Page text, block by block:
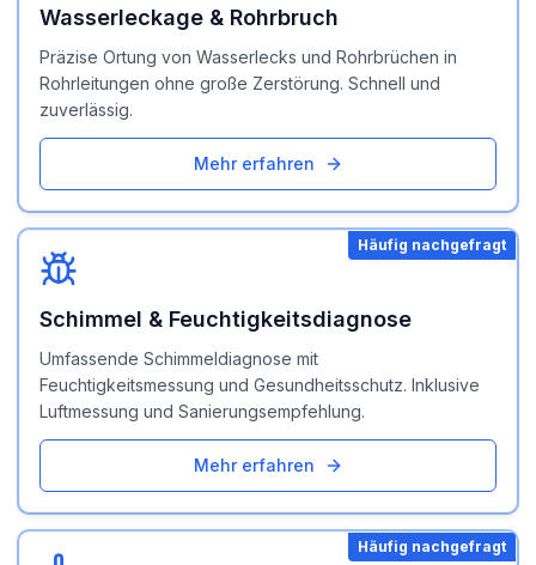
Wasserleckage & Rohrbruch
Präzise Ortung von Wasserlecks und Rohrbrüchen in
Rohrleitungen ohne große Zerstörung. Schnell und
zuverlässig.
Mehr erfahren
Häufig nachgefragt
Schimmel & Feuchtigkeitsdiagnose
Umfassende Schimmeldiagnose mit
Feuchtigkeitsmessung und Gesundheitsschutz. Inklusive
Luftmessung und Sanierungsempfehlung.
Mehr erfahren
Häufig nachgefragt